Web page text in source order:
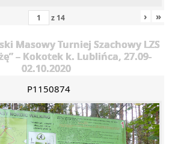
z 14 › »
Masowy Turniej Szachowy LZS
– Kokotek k. Lublińca, 27.09-
02.10.2020
P1150874